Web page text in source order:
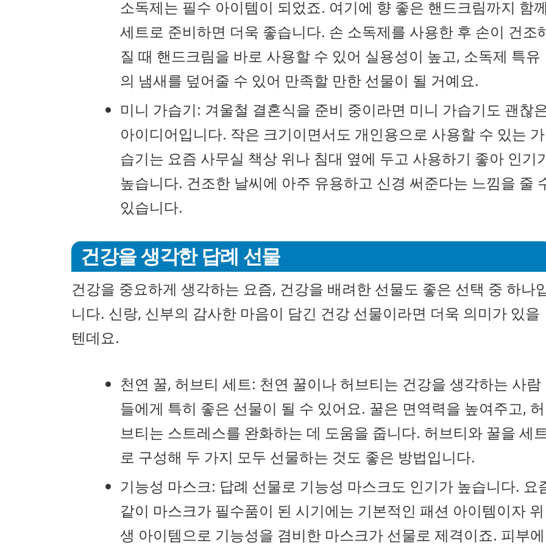
소독제는 필수 아이템이 되었죠. 여기에 향 좋은 핸드크림까지 함께
세트로 준비하면 더욱 좋습니다. 손 소독제를 사용한 후 손이 건조
질 때 핸드크림을 바로 사용할 수 있어 실용성이 높고, 소독제 특유
의 냄새를 덮어줄 수 있어 만족할 만한 선물이 될 거예요.
미니 가습기: 겨울철 결혼식을 준비 중이라면 미니 가습기도 괜찮
아이디어입니다. 작은 크기이면서도 개인용으로 사용할 수 있는 가
습기는 요즘 사무실 책상 위나 침대 옆에 두고 사용하기 좋아 인기
높습니다. 건조한 날씨에 아주 유용하고 신경 써준다는 느낌을 줄
있습니다.
건강을 생각한 답례 선물
건강을 중요하게 생각하는 요즘, 건강을 배려한 선물도 좋은 선택 중 하나
니다. 신랑, 신부의 감사한 마음이 담긴 건강 선물이라면 더욱 의미가 있을
텐데요.
천연 꿀, 허브티 세트: 천연 꿀이나 허브티는 건강을 생각하는 사람
들에게 특히 좋은 선물이 될 수 있어요. 꿀은 면역력을 높여주고, 허
브티는 스트레스를 완화하는 데 도움을 줍니다. 허브티와 꿀을 세
로 구성해 두 가지 모두 선물하는 것도 좋은 방법입니다.
기능성 마스크: 답례 선물로 기능성 마스크도 인기가 높습니다. 요
같이 마스크가 필수품이 된 시기에는 기본적인 패션 아이템이자 위
생 아이템으로 기능성을 겸비한 마스크가 선물로 제격이죠. 피부에